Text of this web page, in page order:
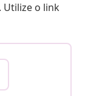
Utilize o link